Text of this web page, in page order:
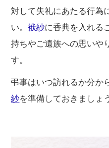
対して失礼にあたる行為
い。袱紗に香典を入れる
持ちやご遺族への思いや
す。
弔事はいつ訪れるか分か
紗を準備しておきましょ